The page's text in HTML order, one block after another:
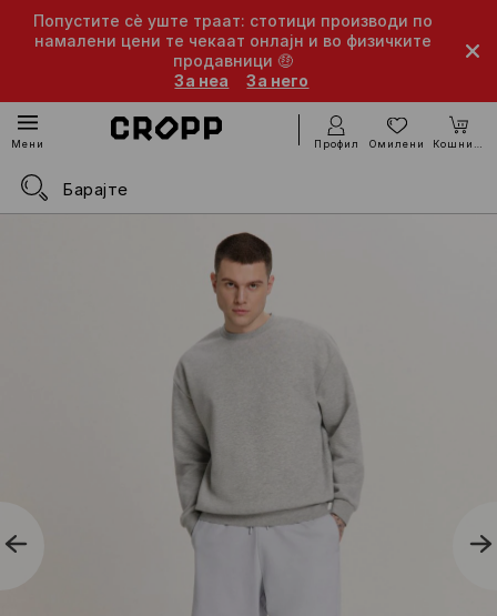
Попустите сè уште траат: стотици производи по
намалени цени те чекаат онлајн и во физичките
продавници 🤑
За неа
За него
Мени Профил Омилени Кошничка